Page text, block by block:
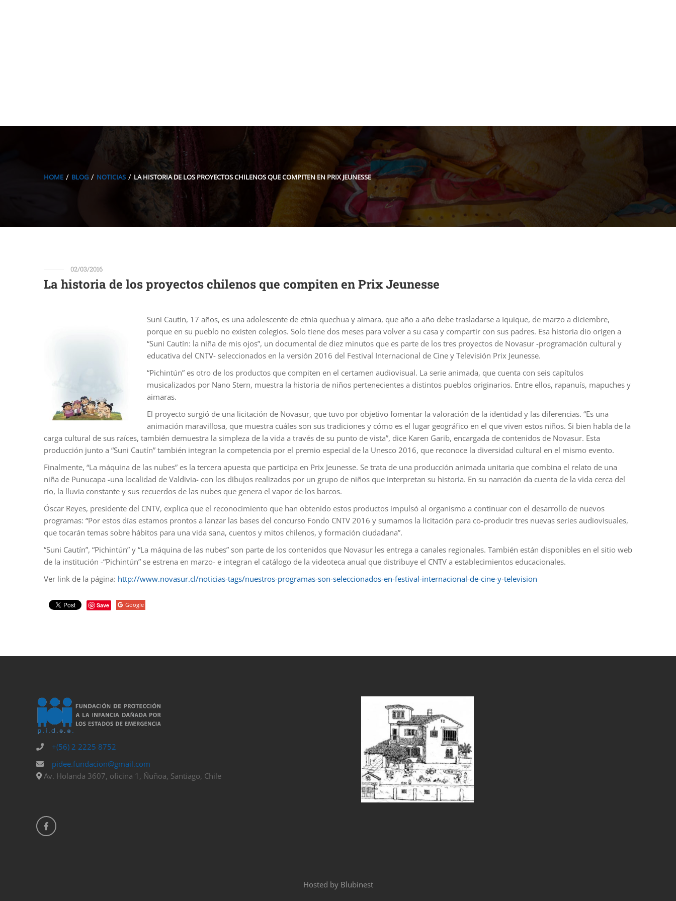
HOME BLOG NOTICIAS LA HISTORIA DE LOS PROYECTOS CHILENOS QUE COMPITEN EN PRIX JEUNESSE
02/03/2016
La historia de los proyectos chilenos que compiten en Prix Jeunesse
Suni Cautín, 17 años, es una adolescente de etnia quechua y aimara, que año a año debe trasladarse a Iquique, de marzo a diciembre,
porque en su pueblo no existen colegios. Solo tiene dos meses para volver a su casa y compartir con sus padres. Esa historia dio origen a
“Suni Cautín: la niña de mis ojos”, un documental de diez minutos que es parte de los tres proyectos de Novasur -programación cultural y
educativa del CNTV- seleccionados en la versión 2016 del Festival Internacional de Cine y Televisión Prix Jeunesse.
“Pichintún” es otro de los productos que compiten en el certamen audiovisual. La serie animada, que cuenta con seis capítulos
musicalizados por Nano Stern, muestra la historia de niños pertenecientes a distintos pueblos originarios. Entre ellos, rapanuís, mapuches y
aimaras.
El proyecto surgió de una licitación de Novasur, que tuvo por objetivo fomentar la valoración de la identidad y las diferencias. “Es una
animación maravillosa, que muestra cuáles son sus tradiciones y cómo es el lugar geográfico en el que viven estos niños. Si bien habla de la
carga cultural de sus raíces, también demuestra la simpleza de la vida a través de su punto de vista”, dice Karen Garib, encargada de contenidos de Novasur. Esta
producción junto a “Suni Cautín” también integran la competencia por el premio especial de la Unesco 2016, que reconoce la diversidad cultural en el mismo evento.
Finalmente, “La máquina de las nubes” es la tercera apuesta que participa en Prix Jeunesse. Se trata de una producción animada unitaria que combina el relato de una
niña de Punucapa -una localidad de Valdivia- con los dibujos realizados por un grupo de niños que interpretan su historia. En su narración da cuenta de la vida cerca del
río, la lluvia constante y sus recuerdos de las nubes que genera el vapor de los barcos.
Óscar Reyes, presidente del CNTV, explica que el reconocimiento que han obtenido estos productos impulsó al organismo a continuar con el desarrollo de nuevos
programas: “Por estos días estamos prontos a lanzar las bases del concurso Fondo CNTV 2016 y sumamos la licitación para co-producir tres nuevas series audiovisuales,
que tocarán temas sobre hábitos para una vida sana, cuentos y mitos chilenos, y formación ciudadana”.
“Suni Cautín”, “Pichintún” y “La máquina de las nubes” son parte de los contenidos que Novasur les entrega a canales regionales. También están disponibles en el sitio web
de la institución -“Pichintún” se estrena en marzo- e integran el catálogo de la videoteca anual que distribuye el CNTV a establecimientos educacionales.
Ver link de la página: http://www.novasur.cl/noticias-tags/nuestros-programas-son-seleccionados-en-festival-internacional-de-cine-y-television
Google
Save
+(56) 2 2225 8752
pidee.fundacion@gmail.com
Av. Holanda 3607, oficina 1, Ñuñoa, Santiago, Chile
Hosted by Blubinest